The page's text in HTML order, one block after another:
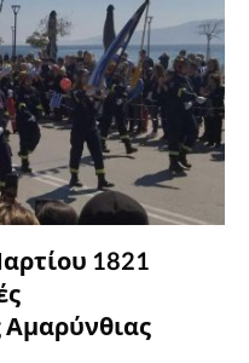
1821